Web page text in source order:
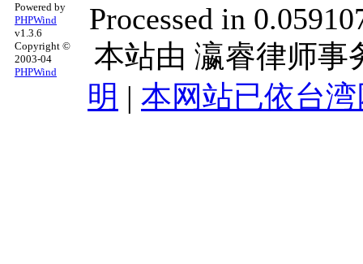
Powered by
PHPWind
v1.3.6
Copyright ©
2003-04
PHPWind
Processed in
本站由 瀛睿律师事
明 | 本网站已依台